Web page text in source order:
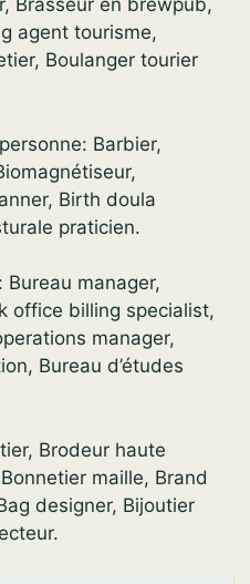
Brasseur en brewpub,
agent tourisme,
Boulanger tourier
Barbier,
Birth doula
praticien.
manager,
office billing specialist,
manager,
Bureau d’études
Brodeur haute
maille, Brand
designer, Bijoutier